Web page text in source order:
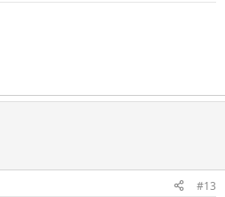
#13